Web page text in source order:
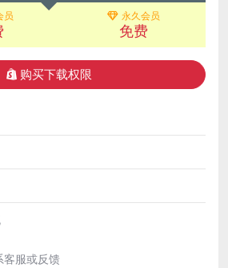
员 永久会员
免费
购买下载权限
客服或反馈